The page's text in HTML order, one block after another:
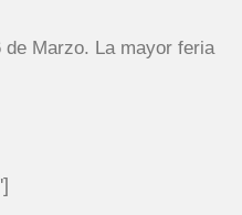
Marzo. La mayor feria